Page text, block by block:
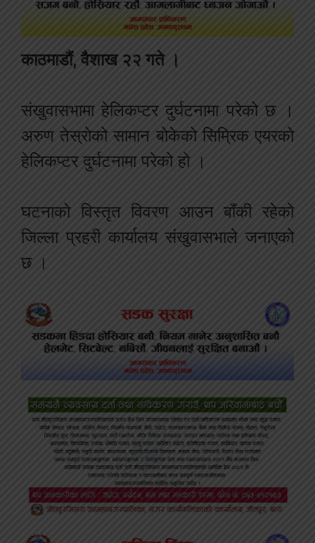
काठमाडौं, वैशाख २२ गते ।
संखुवासभामा हेलिकप्टर दुर्घटनामा परेको छ ।
अरुण तेस्रोको सामान बोकेको सिम्रिक एयरको
हेलिकप्टर दुर्घटनामा परेको हो ।
घटनाको विस्तृत विवरण आउन बाँकी रहेको
जिल्ला प्रहरी कार्यालय संखुवासभाले जनाएको
छ ।